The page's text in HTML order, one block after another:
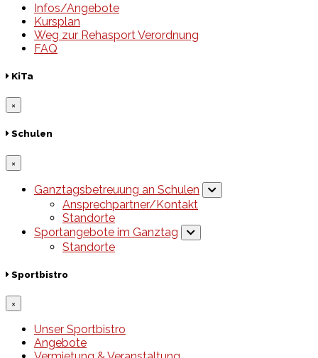
Infos/Angebote
Kursplan
Weg zur Rehasport Verordnung
FAQ
KiTa
×
Schulen
×
Ganztagsbetreuung an Schulen
Ansprechpartner/Kontakt
Standorte
Sportangebote im Ganztag
Standorte
Sportbistro
×
Unser Sportbistro
Angebote